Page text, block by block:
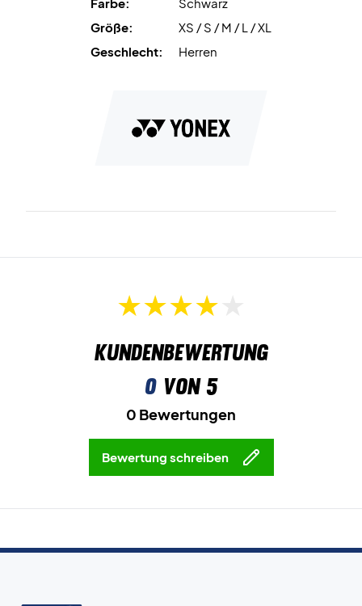
Größe:
XS / S / M / L / XL
Geschlecht:
Herren
Kundenbewertung
0von 5
0 Bewertungen
Bewertung schreiben